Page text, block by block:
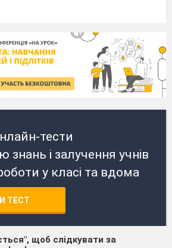
тести
і залучення учнів
у класі та вдома
ТЕСТ
щоб слідкувати за